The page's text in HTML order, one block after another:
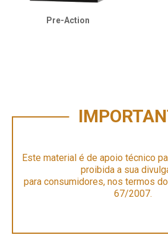
Pre-Action
Este material é de apoio técnico
proibida a sua
para consumidores, nos termos
67/2007.